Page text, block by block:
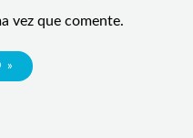
vez que comente.